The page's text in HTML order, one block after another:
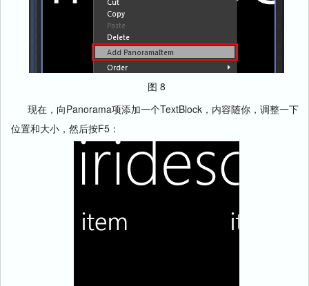
图 8
现在，向Panorama项添加一个TextBlock，内容随你，调整一下
位置和大小，然后按F5：